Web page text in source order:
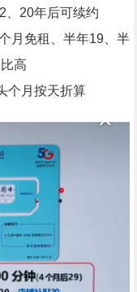
、20年后可续约
月免租、半年19、半
高
个月按天折算